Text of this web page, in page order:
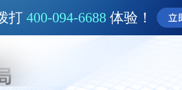
打400-094-6688 体验！ 立